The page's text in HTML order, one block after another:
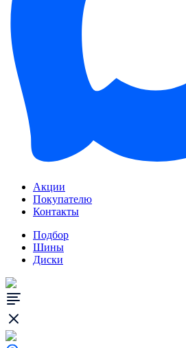
Акции
Покупателю
Контакты
Подбор
Шины
Диски